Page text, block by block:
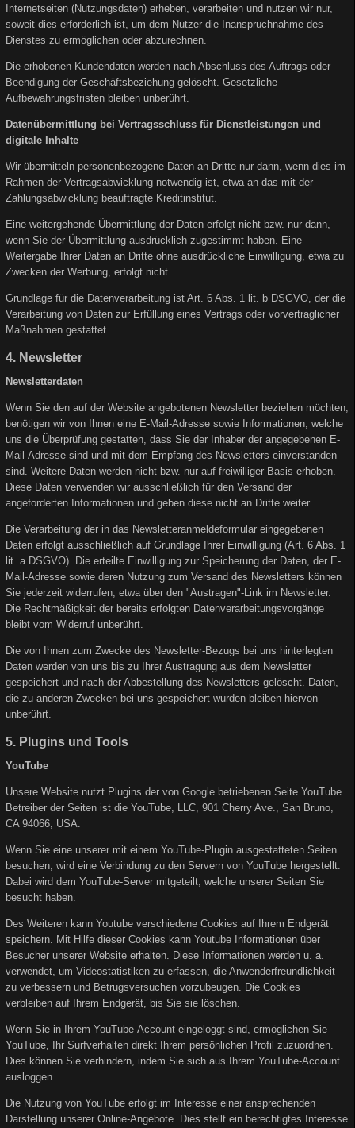
Internetseiten (Nutzungsdaten) erheben, verarbeiten und nutzen wir nur,
soweit dies erforderlich ist, um dem Nutzer die Inanspruchnahme des
Dienstes zu ermöglichen oder abzurechnen.
Die erhobenen Kundendaten werden nach Abschluss des Auftrags oder
Beendigung der Geschäftsbeziehung gelöscht. Gesetzliche
Aufbewahrungsfristen bleiben unberührt.
Datenübermittlung bei Vertragsschluss für Dienstleistungen und
digitale Inhalte
Wir übermitteln personenbezogene Daten an Dritte nur dann, wenn dies im
Rahmen der Vertragsabwicklung notwendig ist, etwa an das mit der
Zahlungsabwicklung beauftragte Kreditinstitut.
Eine weitergehende Übermittlung der Daten erfolgt nicht bzw. nur dann,
wenn Sie der Übermittlung ausdrücklich zugestimmt haben. Eine
Weitergabe Ihrer Daten an Dritte ohne ausdrückliche Einwilligung, etwa zu
Zwecken der Werbung, erfolgt nicht.
Grundlage für die Datenverarbeitung ist Art. 6 Abs. 1 lit. b DSGVO, der die
Verarbeitung von Daten zur Erfüllung eines Vertrags oder vorvertraglicher
Maßnahmen gestattet.
4. Newsletter
Newsletterdaten
Wenn Sie den auf der Website angebotenen Newsletter beziehen möchten,
benötigen wir von Ihnen eine E-Mail-Adresse sowie Informationen, welche
uns die Überprüfung gestatten, dass Sie der Inhaber der angegebenen E-
Mail-Adresse sind und mit dem Empfang des Newsletters einverstanden
sind. Weitere Daten werden nicht bzw. nur auf freiwilliger Basis erhoben.
Diese Daten verwenden wir ausschließlich für den Versand der
angeforderten Informationen und geben diese nicht an Dritte weiter.
Die Verarbeitung der in das Newsletteranmeldeformular eingegebenen
Daten erfolgt ausschließlich auf Grundlage Ihrer Einwilligung (Art. 6 Abs. 1
lit. a DSGVO). Die erteilte Einwilligung zur Speicherung der Daten, der E-
Mail-Adresse sowie deren Nutzung zum Versand des Newsletters können
Sie jederzeit widerrufen, etwa über den "Austragen"-Link im Newsletter.
Die Rechtmäßigkeit der bereits erfolgten Datenverarbeitungsvorgänge
bleibt vom Widerruf unberührt.
Die von Ihnen zum Zwecke des Newsletter-Bezugs bei uns hinterlegten
Daten werden von uns bis zu Ihrer Austragung aus dem Newsletter
gespeichert und nach der Abbestellung des Newsletters gelöscht. Daten,
die zu anderen Zwecken bei uns gespeichert wurden bleiben hiervon
unberührt.
5. Plugins und Tools
YouTube
Unsere Website nutzt Plugins der von Google betriebenen Seite YouTube.
Betreiber der Seiten ist die YouTube, LLC, 901 Cherry Ave., San Bruno,
CA 94066, USA.
Wenn Sie eine unserer mit einem YouTube-Plugin ausgestatteten Seiten
besuchen, wird eine Verbindung zu den Servern von YouTube hergestellt.
Dabei wird dem YouTube-Server mitgeteilt, welche unserer Seiten Sie
besucht haben.
Des Weiteren kann Youtube verschiedene Cookies auf Ihrem Endgerät
speichern. Mit Hilfe dieser Cookies kann Youtube Informationen über
Besucher unserer Website erhalten. Diese Informationen werden u. a.
verwendet, um Videostatistiken zu erfassen, die Anwenderfreundlichkeit
zu verbessern und Betrugsversuchen vorzubeugen. Die Cookies
verbleiben auf Ihrem Endgerät, bis Sie sie löschen.
Wenn Sie in Ihrem YouTube-Account eingeloggt sind, ermöglichen Sie
YouTube, Ihr Surfverhalten direkt Ihrem persönlichen Profil zuzuordnen.
Dies können Sie verhindern, indem Sie sich aus Ihrem YouTube-Account
ausloggen.
Die Nutzung von YouTube erfolgt im Interesse einer ansprechenden
Darstellung unserer Online-Angebote. Dies stellt ein berechtigtes Interesse